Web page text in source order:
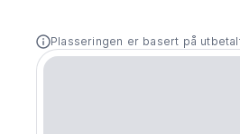
Plasseringen er basert på